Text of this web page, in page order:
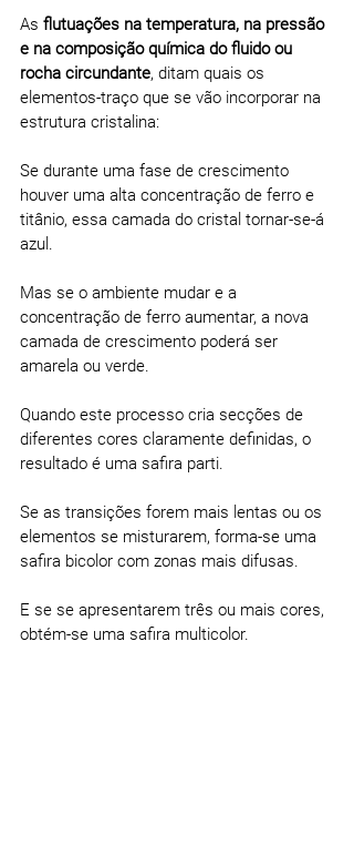
As flutuações na temperatura, na pressão
e na composição química do fluido ou
rocha circundante, ditam quais os
elementos-traço que se vão incorporar na
estrutura cristalina:
Se durante uma fase de crescimento
houver uma alta concentração de ferro e
titânio, essa camada do cristal tornar-se-á
azul.
Mas se o ambiente mudar e a
concentração de ferro aumentar, a nova
camada de crescimento poderá ser
amarela ou verde.
Quando este processo cria secções de
diferentes cores claramente definidas, o
resultado é uma safira parti.
Se as transições forem mais lentas ou os
elementos se misturarem, forma-se uma
safira bicolor com zonas mais difusas.
E se se apresentarem três ou mais cores,
obtém-se uma safira multicolor.